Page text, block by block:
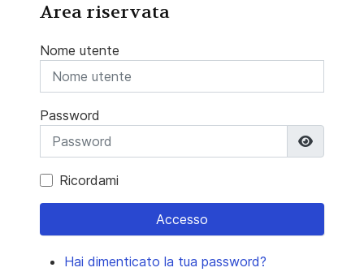
Area riservata
Nome utente
Password
Ricordami
Accesso
Hai dimenticato la tua password?